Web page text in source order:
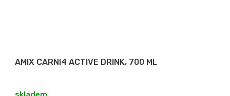
AMIX CARNI4 ACTIVE DRINK, 700 ML